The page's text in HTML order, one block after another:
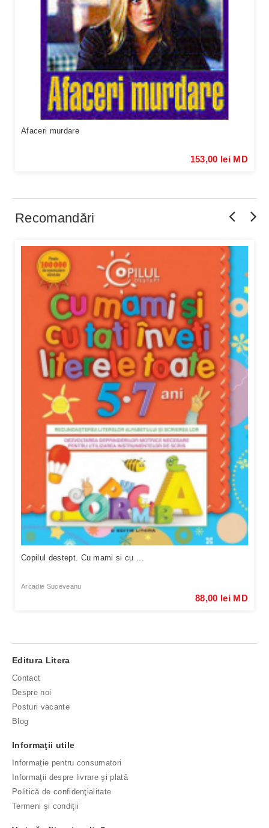
Afaceri murdare
153,00 lei MD
Recomandări
Copilul destept. Cu mami si cu ...
Arcadie Suceveanu
88,00 lei MD
Editura Litera
Contact
Despre noi
Posturi vacante
Blog
Informaţii utile
Informație pentru consumatori
Informaţii despre livrare şi plată
Politică de confidenţialitate
Termeni şi condiţii